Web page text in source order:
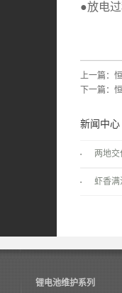
●放电
上一篇：
下一篇：
新闻中心
两地
景！
虾香满
锂电池维护系列